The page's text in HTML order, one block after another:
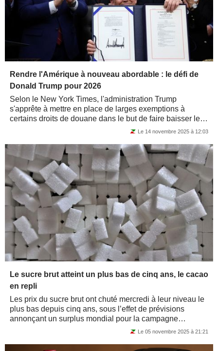
Rendre l'Amérique à nouveau abordable : le défi de
Donald Trump pour 2026
Selon le New York Times, l'administration Trump
s'apprête à mettre en place de larges exemptions à
certains droits de douane dans le but de faire baisser les
Le 14 novembre 2025 à 12:03
Le sucre brut atteint un plus bas de cinq ans, le cacao
en repli
Les prix du sucre brut ont chuté mercredi à leur niveau le
plus bas depuis cinq ans, sous l’effet de prévisions
annonçant un surplus mondial pour la campagne
Le 05 novembre 2025 à 21:21